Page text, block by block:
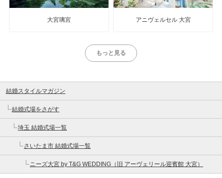
大宮璃宮 アニヴェルセル 大宮
もっと見る
結婚スタイルマガジン
結婚式場をさがす
埼玉 結婚式場一覧
さいたま市 結婚式場一覧
ニーズ大宮 by T&G WEDDING（旧 アーヴェリール迎賓館 大宮）